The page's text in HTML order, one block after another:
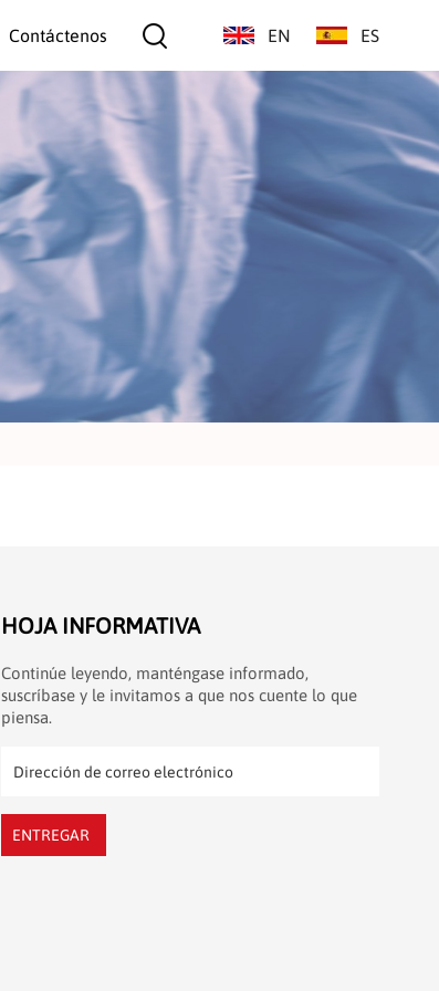
Contáctenos EN ES
HOJA INFORMATIVA
Continúe leyendo, manténgase informado,
suscríbase y le invitamos a que nos cuente lo que
piensa.
ENTREGAR